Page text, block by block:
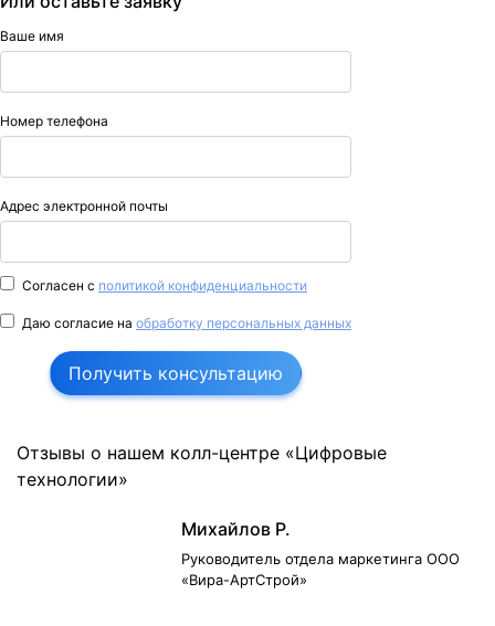
Ваше имя
Номер телефона
Адрес электронной почты
Согласен с политикой конфиденциальности
Даю согласие на обработку персональных данных
Получить консультацию
Отзывы о нашем колл-центре «Цифровые
технологии»
Михайлов Р.
Руководитель отдела маркетинга ООО
«Вира-АртСтрой»